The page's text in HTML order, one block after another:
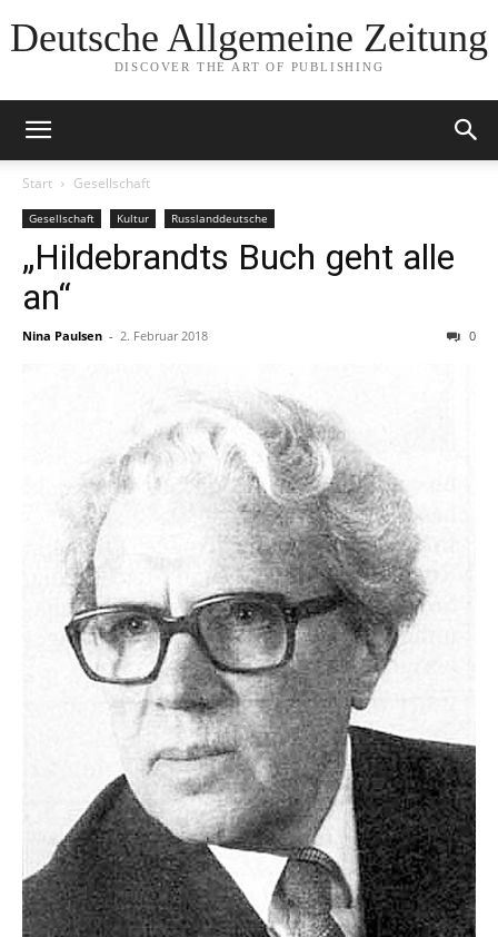
Deutsche Allgemeine Zeitung
DISCOVER THE ART OF PUBLISHING
Start Gesellschaft
Gesellschaft Kultur Russlanddeutsche
„Hildebrandts Buch geht alle
an“
Nina Paulsen - 2. Februar 2018 0